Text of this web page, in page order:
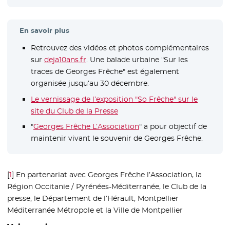
En savoir plus
Retrouvez des vidéos et photos complémentaires
sur deja10ans.fr- Nouvelle fenêtre
. Une balade urbaine "Sur les
traces de Georges Frêche" est également
organisée jusqu’au 30 décembre.
Le vernissage de l’exposition "So Frêche" sur le
site du Club de la Presse- Nouvelle fenêtre
"Georges Frêche L’Association- Nouvelle fenêtre
" a pour objectif de
maintenir vivant le souvenir de Georges Frêche.
[1] En partenariat avec Georges Frêche l’Association, la
Région Occitanie / Pyrénées-Méditerranée, le Club de la
presse, le Département de l’Hérault, Montpellier
Méditerranée Métropole et la Ville de Montpellier